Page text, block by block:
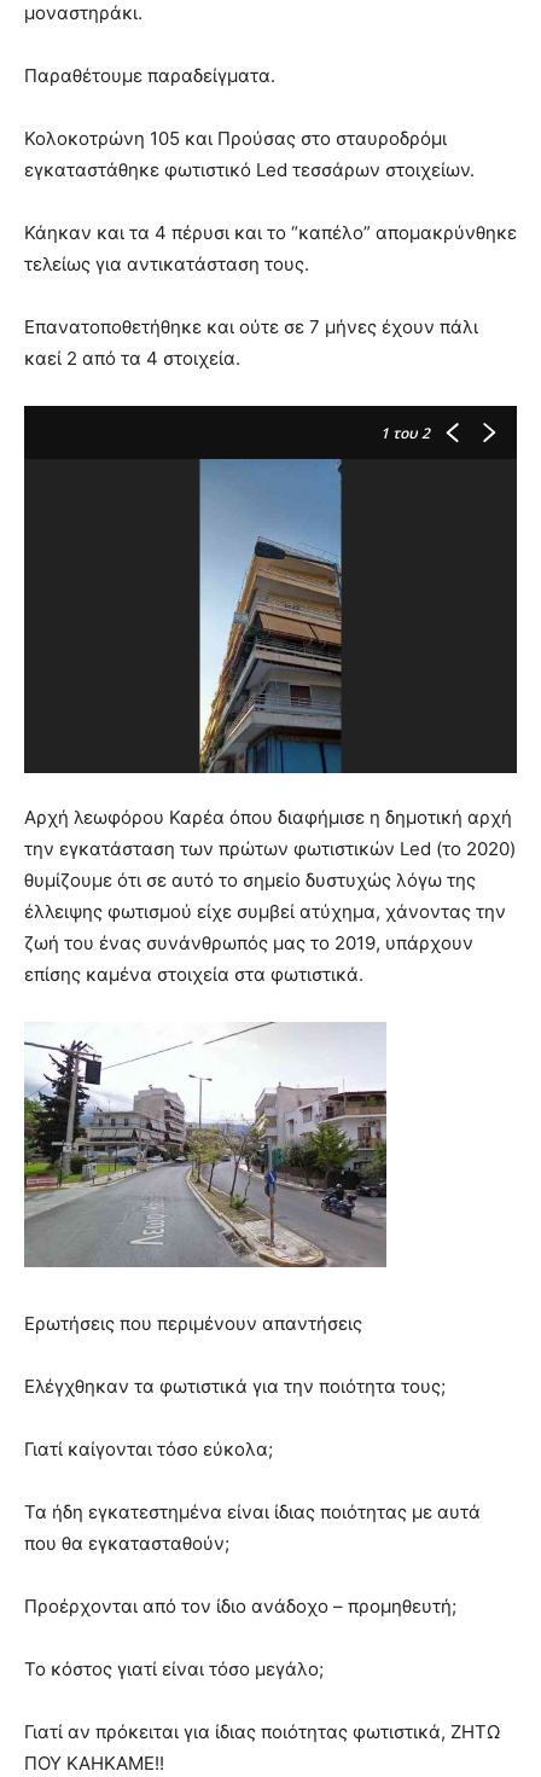
μοναστηράκι.
Παραθέτουμε παραδείγματα.
Κολοκοτρώνη 105 και Προύσας στο σταυροδρόμι
εγκαταστάθηκε φωτιστικό Led τεσσάρων στοιχείων.
Κάηκαν και τα 4 πέρυσι και το “καπέλο” απομακρύνθηκε
τελείως για αντικατάσταση τους.
Επανατοποθετήθηκε και ούτε σε 7 μήνες έχουν πάλι
καεί 2 από τα 4 στοιχεία.
1 του 2
Αρχή λεωφόρου Καρέα όπου διαφήμισε η δημοτική αρχή
την εγκατάσταση των πρώτων φωτιστικών Led (το 2020)
θυμίζουμε ότι σε αυτό το σημείο δυστυχώς λόγω της
έλλειψης φωτισμού είχε συμβεί ατύχημα, χάνοντας την
ζωή του ένας συνάνθρωπός μας το 2019, υπάρχουν
επίσης καμένα στοιχεία στα φωτιστικά.
Ερωτήσεις που περιμένουν απαντήσεις
Ελέγχθηκαν τα φωτιστικά για την ποιότητα τους;
Γιατί καίγονται τόσο εύκολα;
Τα ήδη εγκατεστημένα είναι ίδιας ποιότητας με αυτά
που θα εγκατασταθούν;
Προέρχονται από τον ίδιο ανάδοχο – προμηθευτή;
Το κόστος γιατί είναι τόσο μεγάλο;
Γιατί αν πρόκειται για ίδιας ποιότητας φωτιστικά, ΖΗΤΩ
ΠΟΥ ΚΑΗΚΑΜΕ!!